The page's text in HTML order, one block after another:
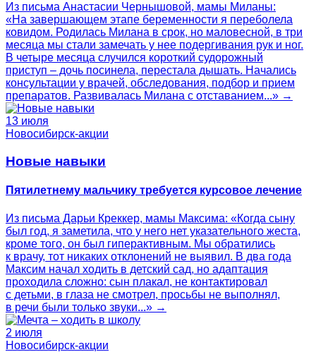
Из письма Анастасии Чернышовой, мамы Миланы:
«На завершающем этапе беременности я переболела
ковидом. Родилась Милана в срок, но маловесной, в три
месяца мы стали замечать у нее подергивания рук и ног.
В четыре месяца случился короткий судорожный
приступ – дочь посинела, перестала дышать. Начались
консультации у врачей, обследования, подбор и прием
препаратов. Развивалась Милана с отставанием...» →
13 июля
Новосибирск-акции
Новые навыки
Пятилетнему мальчику требуется курсовое лечение
Из письма Дарьи Креккер, мамы Максима: «Когда сыну
был год, я заметила, что у него нет указательного жеста,
кроме того, он был гиперактивным. Мы обратились
к врачу, тот никаких отклонений не выявил. В два года
Максим начал ходить в детский сад, но адаптация
проходила сложно: сын плакал, не контактировал
с детьми, в глаза не смотрел, просьбы не выполнял,
в речи были только звуки...» →
2 июля
Новосибирск-акции